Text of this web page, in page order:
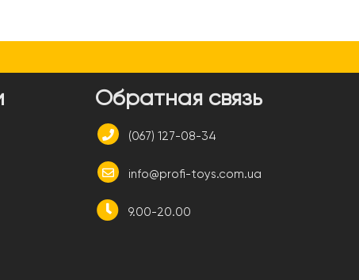
Обратная связь
(067) 127-08-34
info@profi-toys.com.ua
9.00-20.00